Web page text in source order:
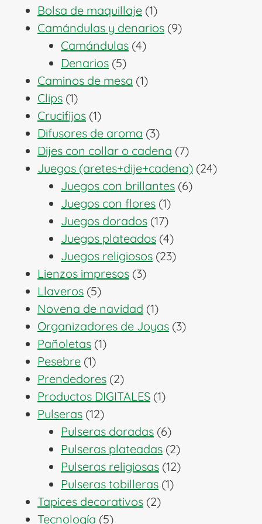
Bolsa de maquillaje 11
producto
Camándulas y denarios 99
Camándulas 44
Denarios 55
productos
Caminos de mesa 11
Clips 11
producto
Crucifijos 11
producto
Difusores de aroma 33
productos
Dijes con collar o cadena 77
productos
Juegos (aretes+dije+cadena) 2424
Juegos con brillantes 66
Juegos con flores 11
producto
Juegos dorados 1717
productos
Juegos plateados 44
productos
Juegos religiosos 2323
Lienzos impresos 33
Llaveros 55
productos
Novena de navidad 11
producto
Organizadores de Joyas 33
Pañoletas 11
Pesebre 11
producto
Prendedores 22
productos
Productos DIGITALES 11
Pulseras 1212
productos
Pulseras doradas 66
productos
Pulseras plateadas 22
productos
Pulseras religiosas 1212
Pulseras tobilleras 11
Tapices decorativos 22
Tecnología 55